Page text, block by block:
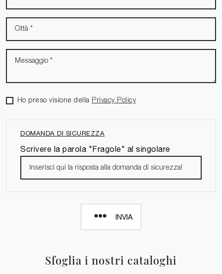
Sfoglia i nostri cataloghi
Ho preso visione della Privacy Policy
DOMANDA DI SICUREZZA
Scrivere la parola "Fragole" al singolare
INVIA